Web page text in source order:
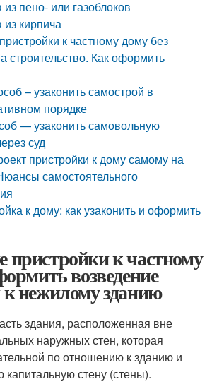
пено- или газоблоков
из кирпича
к частному дому без
строительство. Как оформить
– узаконить самострой в
порядке
— узаконить самовольную
суд
пристройки к дому самому на
самостоятельного
к дому: как узаконить и оформить
к частному
возведение
нежилому зданию
здания, расположенная вне
наружных стен, которая
по отношению к зданию и
стену (стены).